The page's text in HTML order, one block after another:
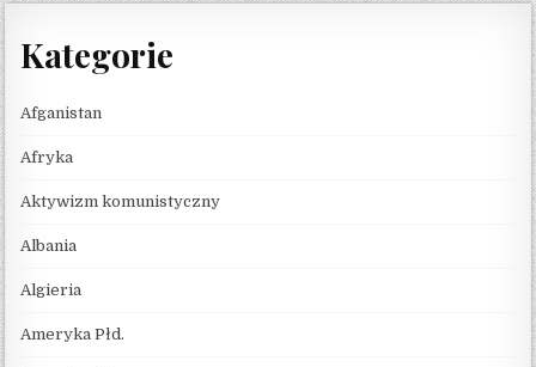
Kategorie
Afganistan
Afryka
Aktywizm komunistyczny
Albania
Algieria
Ameryka Płd.